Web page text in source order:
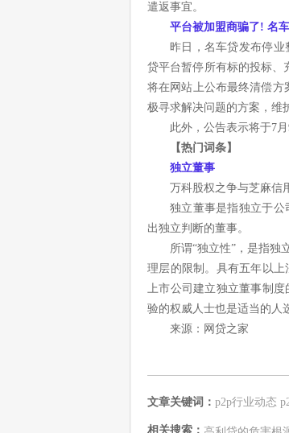
遣返事宜。
平台被加盟商骗了! 名
昨日，名车贷发布停
贷平台暂停所有标的投标、
将在网站上公布最终清偿方
极寻求解决问题的方案，维
此外，公告表示将于7
【热门词条】
独立董事
万科股权之争与芝麻信
独立董事是指独立于
出独立判断的董事。
所谓“独立性”，是指独
理层的限制。具有五年以
上市公司建立独立董事制
验的权威人士也是适当的人
来源：网贷之家
文章关键词： p2p行业动态
相关搜索：